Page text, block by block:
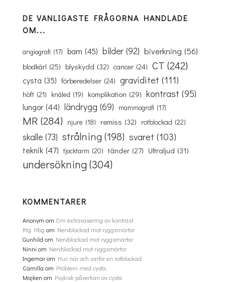
DE VANLIGASTE FRÅGORNA HANDLADE
OM...
angiografi (17) barn (45) bilder (92) biverkning (56)
blodkärl (25) blyskydd (32) cancer (24) CT (242)
cysta (35) förberedelser (24) graviditet (111)
höft (21) knäled (19) komplikation (29) kontrast (95)
lungor (44) ländrygg (69) mammografi (17)
MR (284) njure (18) remiss (32) rotblockad (22)
skalle (73) strålning (198) svaret (103)
teknik (47) tjocktarm (20) tänder (27) Ultraljud (31)
undersökning(304)
KOMMENTARER
Anonym om Om extravasering av kontrast
Rtg Hbg om Nervblockad mot ryggsmärtor
Gunhild om Nervblockad mot ryggsmärtor
Ninni om Nervblockad mot ryggsmärtor
Ingemarom Hur, när och varför en rotblockad
Camilla om Problem med cysta
Majken om Psykisk påverkan av cysta